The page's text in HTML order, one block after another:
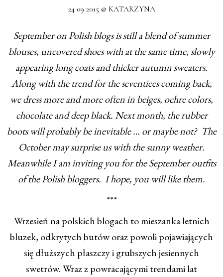
24 09 2015 @ KATARZYNA
September on Polish blogs is still a blend of summer
blouses, uncovered shoes with at the same time, slowly
appearing long coats and thicker autumn sweaters.
Along with the trend for the seventiees coming back,
we dress more and more often in beiges, ochre colors,
chocolate and deep black. Next month, the rubber
boots will probably be inevitable … or maybe not? The
October may surprise us with the sunny weather.
Meanwhile I am inviting you for the September outfits
of the Polish bloggers. I hope, you will like them.
***
Wrzesień na polskich blogach to mieszanka letnich
bluzek, odkrytych butów oraz powoli pojawiających
się dłuższych płaszczy i grubszych jesiennych
swetrów. Wraz z powracającymi trendami lat